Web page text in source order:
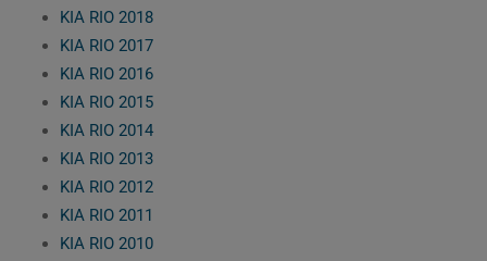
KIA RIO 2018
KIA RIO 2017
KIA RIO 2016
KIA RIO 2015
KIA RIO 2014
KIA RIO 2013
KIA RIO 2012
KIA RIO 2011
KIA RIO 2010